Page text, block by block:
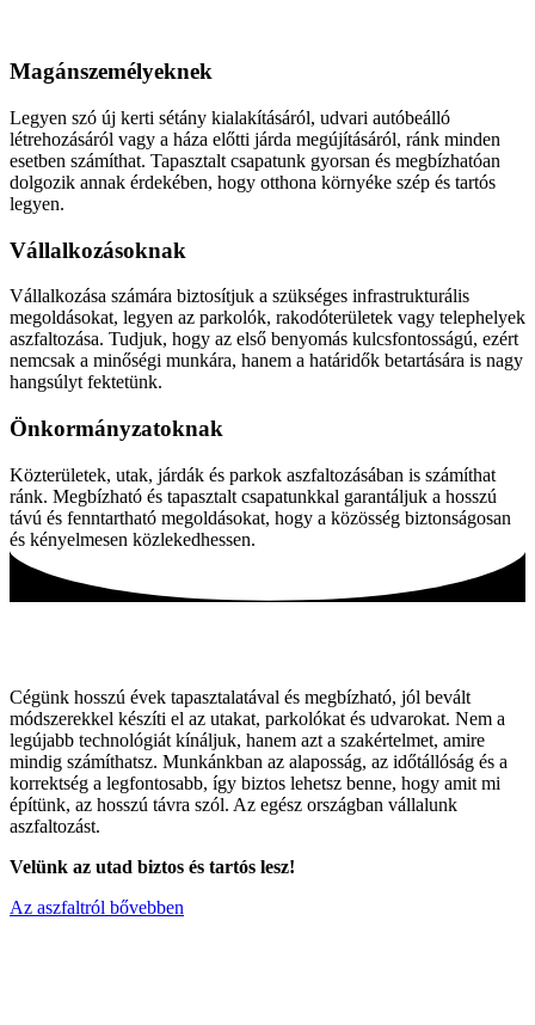
Magánszemélyeknek
Legyen szó új kerti sétány kialakításáról, udvari autóbeálló
létrehozásáról vagy a háza előtti járda megújításáról, ránk minden
esetben számíthat. Tapasztalt csapatunk gyorsan és megbízhatóan
dolgozik annak érdekében, hogy otthona környéke szép és tartós
legyen.
Vállalkozásoknak
Vállalkozása számára biztosítjuk a szükséges infrastrukturális
megoldásokat, legyen az parkolók, rakodóterületek vagy telephelyek
aszfaltozása. Tudjuk, hogy az első benyomás kulcsfontosságú, ezért
nemcsak a minőségi munkára, hanem a határidők betartására is nagy
hangsúlyt fektetünk.
Önkormányzatoknak
Közterületek, utak, járdák és parkok aszfaltozásában is számíthat
ránk. Megbízható és tapasztalt csapatunkkal garantáljuk a hosszú
távú és fenntartható megoldásokat, hogy a közösség biztonságosan
és kényelmesen közlekedhessen.
Cégünk hosszú évek tapasztalatával és megbízható, jól bevált
módszerekkel készíti el az utakat, parkolókat és udvarokat. Nem a
legújabb technológiát kínáljuk, hanem azt a szakértelmet, amire
mindig számíthatsz. Munkánkban az alaposság, az időtállóság és a
korrektség a legfontosabb, így biztos lehetsz benne, hogy amit mi
építünk, az hosszú távra szól. Az egész országban vállalunk
aszfaltozást.
Velünk az utad biztos és tartós lesz!
Az aszfaltról bővebben